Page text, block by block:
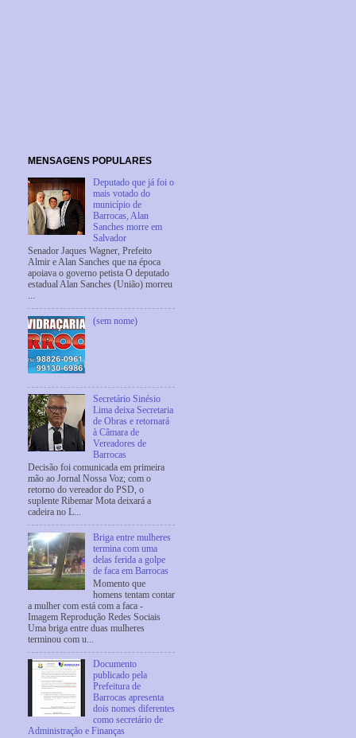
MENSAGENS POPULARES
Deputado que já foi o
mais votado do
município de
Barrocas, Alan
Sanches morre em
Salvador
Senador Jaques Wagner, Prefeito
Almir e Alan Sanches que na época
apoiava o governo petista O deputado
estadual Alan Sanches (União) morreu
...
(sem nome)
Secretário Sinésio
Lima deixa Secretaria
de Obras e retornará
à Câmara de
Vereadores de
Barrocas
Decisão foi comunicada em primeira
mão ao Jornal Nossa Voz; com o
retorno do vereador do PSD, o
suplente Ribemar Mota deixará a
cadeira no L...
Briga entre mulheres
termina com uma
delas ferida a golpe
de faca em Barrocas
Momento que
homens tentam contar
a mulher com está com a faca -
Imagem Reprodução Redes Sociais
Uma briga entre duas mulheres
terminou com u...
Documento
publicado pela
Prefeitura de
Barrocas apresenta
dois nomes diferentes
como secretário de
Administração e Finanças